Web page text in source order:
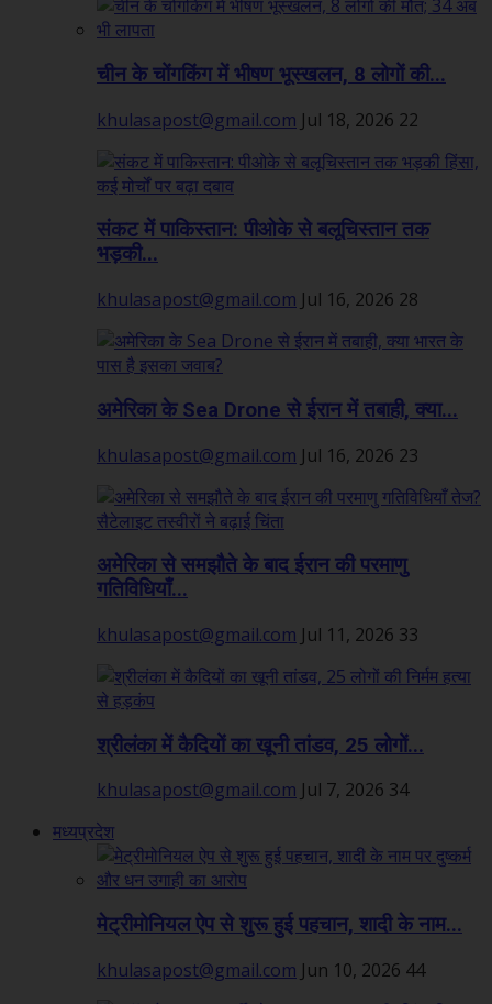
चीन के चोंगकिंग में भीषण भूस्खलन, 8 लोगों की...
khulasapost@gmail.com Jul 18, 2026 22
संकट में पाकिस्तान: पीओके से बलूचिस्तान तक
भड़की...
khulasapost@gmail.com Jul 16, 2026 28
अमेरिका के Sea Drone से ईरान में तबाही, क्या...
khulasapost@gmail.com Jul 16, 2026 23
अमेरिका से समझौते के बाद ईरान की परमाणु
गतिविधियाँ...
khulasapost@gmail.com Jul 11, 2026 33
श्रीलंका में कैदियों का खूनी तांडव, 25 लोगों...
khulasapost@gmail.com Jul 7, 2026 34
मध्यप्रदेश
मेट्रीमोनियल ऐप से शुरू हुई पहचान, शादी के नाम...
khulasapost@gmail.com Jun 10, 2026 44